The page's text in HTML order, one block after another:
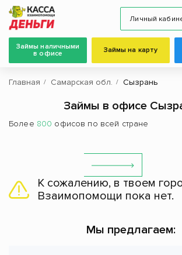
Личный
Займы наличными
в офисе
Займы на карту
Главная Самарская обл. Сызрань
Займы в офисе
Более 800 офисов по всей стране
К сожалению, в твоем
Взаимопомощи пока нет.
Мы предлагаем: